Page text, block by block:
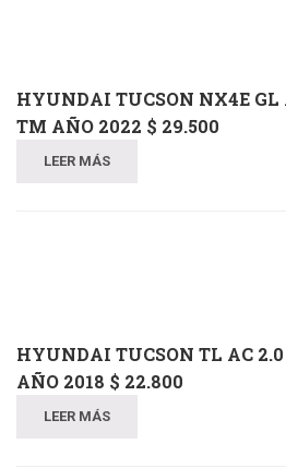
HYUNDAI TUCSON NX4E GL
TM AÑO 2022 $ 29.500
LEER MÁS
HYUNDAI TUCSON TL AC
AÑO 2018 $ 22.800
LEER MÁS